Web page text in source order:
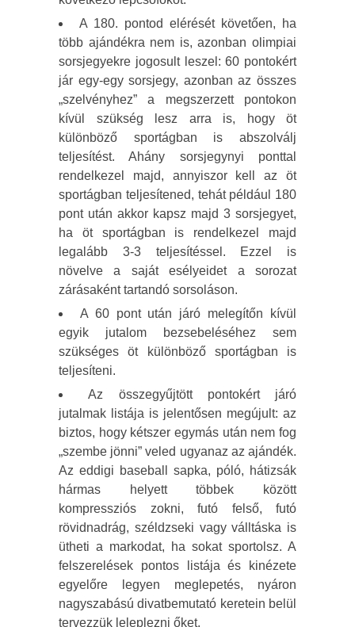
A 180. pontod elérését követően, ha
több ajándékra nem is, azonban olimpiai
sorsjegyekre jogosult leszel: 60 pontokért
jár egy-egy sorsjegy, azonban az összes
„szelvényhez” a megszerzett pontokon
kívül szükség lesz arra is, hogy öt
különböző sportágban is abszolválj
teljesítést. Ahány sorsjegynyi ponttal
rendelkezel majd, annyiszor kell az öt
sportágban teljesítened, tehát például 180
pont után akkor kapsz majd 3 sorsjegyet,
ha öt sportágban is rendelkezel majd
legalább 3-3 teljesítéssel. Ezzel is
növelve a saját esélyeidet a sorozat
zárásaként tartandó sorsoláson.
A 60 pont után járó melegítőn kívül
egyik jutalom bezsebeléséhez sem
szükséges öt különböző sportágban is
teljesíteni.
Az összegyűjtött pontokért járó
jutalmak listája is jelentősen megújult: az
biztos, hogy kétszer egymás után nem fog
„szembe jönni” veled ugyanaz az ajándék.
Az eddigi baseball sapka, póló, hátizsák
hármas helyett többek között
kompressziós zokni, futó felső, futó
rövidnadrág, széldzseki vagy válltáska is
ütheti a markodat, ha sokat sportolsz. A
felszerelések pontos listája és kinézete
egyelőre legyen meglepetés, nyáron
nagyszabású divatbemutató keretein belül
tervezzük leleplezni őket.